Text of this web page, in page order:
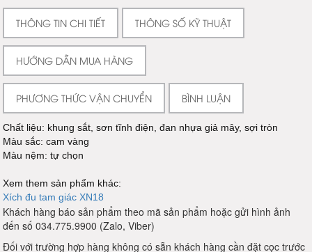
THÔNG TIN CHI TIẾT THÔNG SỐ KỸ THUẬT
HƯỚNG DẪN MUA HÀNG
PHƯƠNG THỨC VẬN CHUYỂN BÌNH LUẬN
Chất liệu: khung sắt, sơn tĩnh điện, đan nhựa giả mây, sợi tròn
Màu sắc: cam vàng
Màu nệm: tự chọn
Xem them sản phẩm khác:
Xích đu tam giác XN18
Khách hàng báo sản phẩm theo mã sản phẩm hoặc gửi hình ảnh
đến số 034.775.9900 (Zalo, Viber)
Đối với trường hợp hàng không có sẵn khách hàng cần đặt cọc trước